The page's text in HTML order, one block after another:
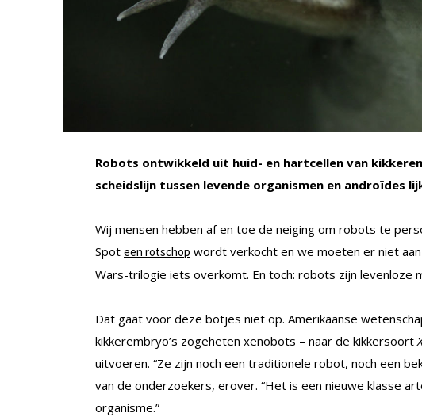
Robots ontwikkeld uit huid- en hartcellen van
scheidslijn tussen levende organismen en androïdes
Wij mensen hebben af en toe de neiging om robots te
Spot een rotschop wordt verkocht en we moeten er niet
Wars-trilogie iets overkomt. En toch: robots zijn levenloze
Dat gaat voor deze botjes niet op. Amerikaanse
kikkerembryo’s zogeheten xenobots – naar de kikkersoort
uitvoeren. “Ze zijn noch een traditionele robot, noch een
van de onderzoekers, erover. “Het is een nieuwe klasse
organisme.”